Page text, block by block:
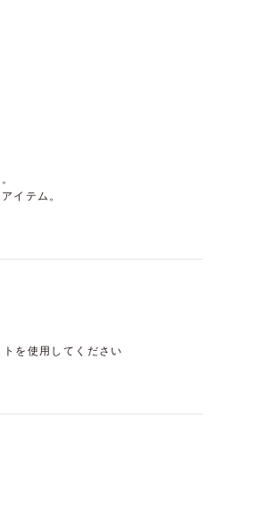
イテム。
を使用してください